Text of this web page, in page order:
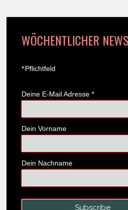
WÖCHENTLICHER
*Pflichtfeld
Deine E-Mail Adresse *
Dein Vorname
Dein Nachname